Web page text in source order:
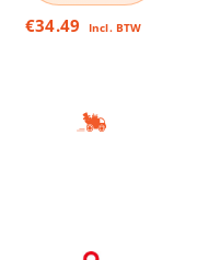
€34.49 Incl. BTW